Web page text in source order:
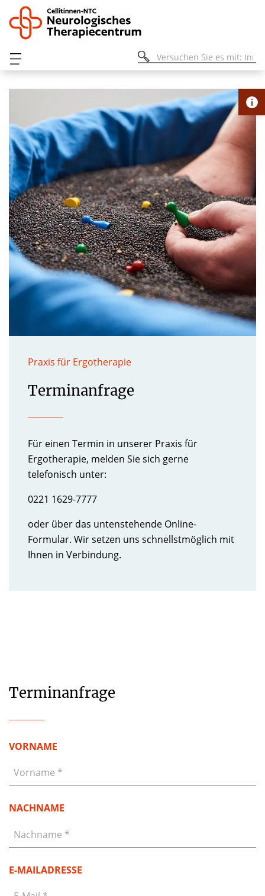
Praxis für Ergotherapie
Terminanfrage
Für einen Termin in unserer Praxis für
Ergotherapie, melden Sie sich gerne
telefonisch unter:
0221 1629-7777
oder über das untenstehende Online-
Formular. Wir setzen uns schnellstmöglich mit
Ihnen in Verbindung.
Terminanfrage
VORNAME
NACHNAME
E-MAILADRESSE